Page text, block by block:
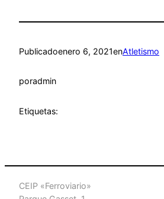
Publicadoenero 6, 2021enAtletismo
poradmin
Etiquetas:
CEIP «Ferroviario»